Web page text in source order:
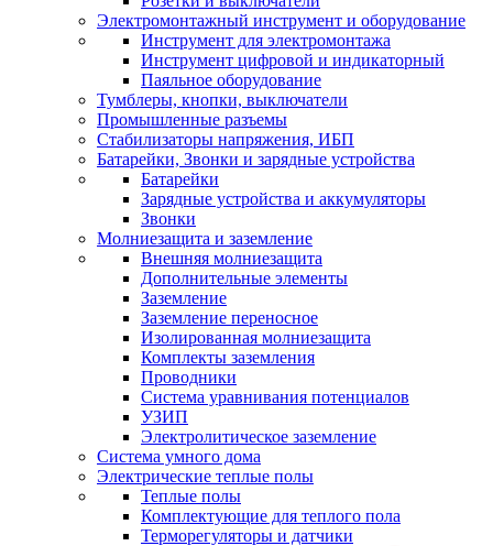
Электромонтажный инструмент и оборудование
Инструмент для электромонтажа
Инструмент цифровой и индикаторный
Паяльное оборудование
Тумблеры, кнопки, выключатели
Промышленные разъемы
Стабилизаторы напряжения, ИБП
Батарейки, Звонки и зарядные устройства
Батарейки
Зарядные устройства и аккумуляторы
Звонки
Молниезащита и заземление
Внешняя молниезащита
Дополнительные элементы
Заземление
Заземление переносное
Изолированная молниезащита
Комплекты заземления
Проводники
Система уравнивания потенциалов
УЗИП
Электролитическое заземление
Система умного дома
Электрические теплые полы
Теплые полы
Комплектующие для теплого пола
Терморегуляторы и датчики